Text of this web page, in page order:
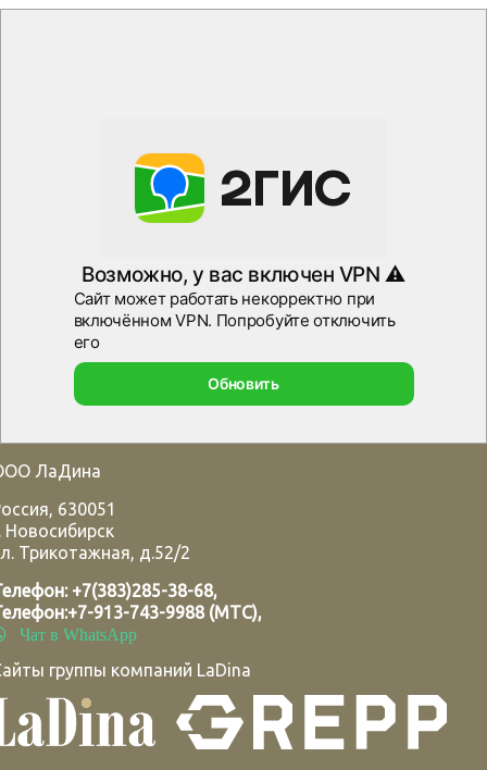
ЛаДина
, 630051
Новосибирск
Трикотажная, д.52/2
+7(383)285-38-68,
+7-913-743-9988 (МТС),
Чат в WhatsApp
группы компаний LaDina